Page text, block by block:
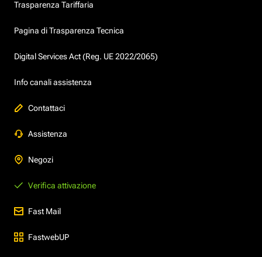
Trasparenza Tariffaria
Pagina di Trasparenza Tecnica
Digital Services Act (Reg. UE 2022/2065)
Info canali assistenza
Contattaci
Assistenza
Negozi
Verifica attivazione
Fast Mail
FastwebUP